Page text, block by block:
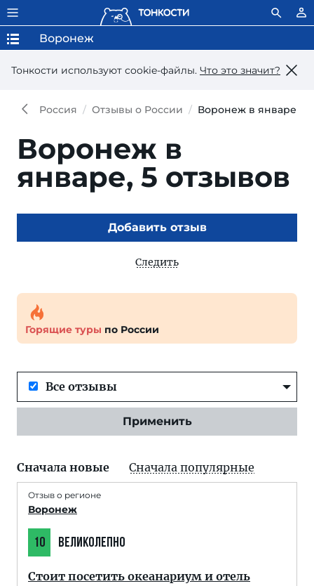
Тонкости используют сookie-файлы. Что это значит?
Воронеж
Россия Отзывы о России Воронеж в январе
Воронеж в
январе, 5 отзывов
Добавить отзыв
Следить
Горящие туры по России
Все отзывы
Применить
Сначала новые Сначала популярные
Отзыв о регионе
Воронеж
10 ВЕЛИКОЛЕПНО
Стоит посетить океанариум и отель